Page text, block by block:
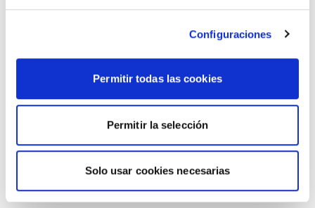
Configuraciones
Permitir todas las cookies
Permitir la selección
Solo usar cookies necesarias